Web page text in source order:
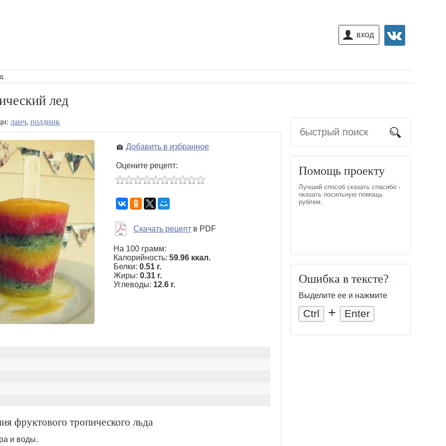
вход
лед
ланч, полдник
Добавить в избранное
Оцените рецепт:
Скачать рецепт в PDF
На 100 грамм:
Калорийность: 59.96 ккал.
Белки: 0.51 г.
Жиры: 0.31 г.
Углеводы: 12.6 г.
фруктового тропического льда
и воды.
Помощь проекту
Лучший способ сказать спасибо -
оказать посильную помощь
рублем.
Ошибка в тексте?
Выделите ее и нажмите
Ctrl + Enter